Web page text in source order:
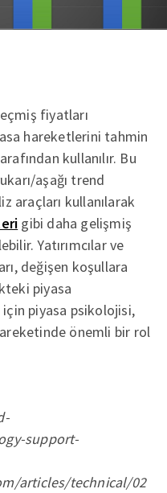
fiyatları
hareketlerini tahmin
kullanılır. Bu
aşağı trend
araçları kullanılarak
gibi daha gelişmiş
Yatırımcılar ve
değişen koşullara
piyasa
piyasa psikolojisi,
önemli bir rol
support-
articles/technical/02